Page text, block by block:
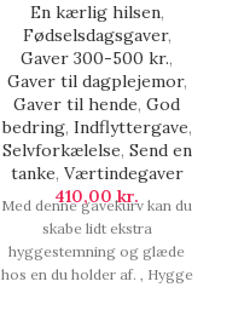
En kærlig hilsen,
Fødselsdagsgaver,
Gaver 300-500 kr.,
Gaver til dagplejemor,
Gaver til hende, God
bedring, Indflyttergave,
Selvforkælelse, Send en
tanke, Værtindegaver
410,00kr.
Med denne gavekurv kan du
skabe lidt ekstra
hyggestemning og glæde
hos en du holder af. , Hygge